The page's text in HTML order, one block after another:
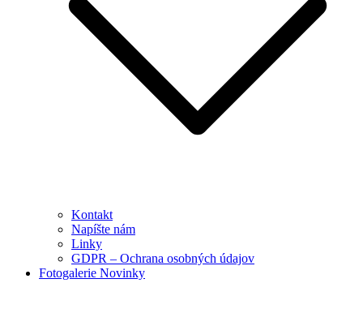
Kontakt
Napíšte nám
Linky
GDPR – Ochrana osobných údajov
Fotogalerie Novinky